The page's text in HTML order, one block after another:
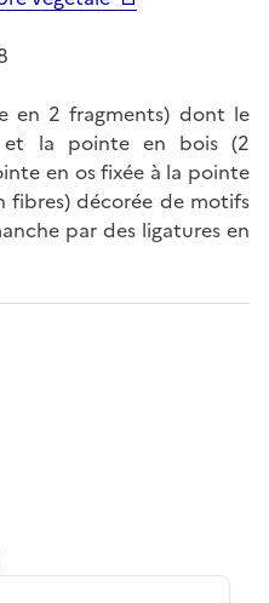
en 2 fragments) dont le
et la pointe en bois (2
en os fixée à la pointe
fibres) décorée de motifs
par des ligatures en